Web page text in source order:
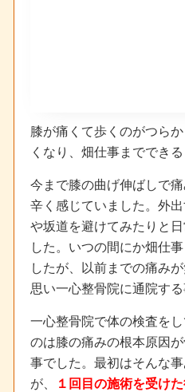
膝が痛くて歩くのがつら
くなり、畑仕事まででき
今まで膝の曲げ伸ばしで
辛く感じていました。外
や坂道を避けてみたりと
した。いつの間にか畑仕
したが、以前までの痛み
思い一心整骨院に通院する
一心整骨院で体の検査を
のは膝の痛みの根本原因
事でした。最初はそんな
が、
１回目の施術を受け